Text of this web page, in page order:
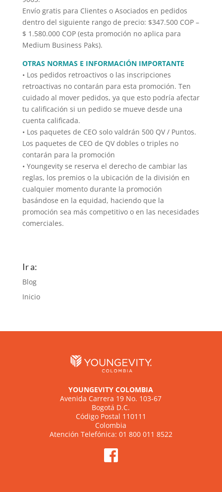
Envío gratis para Clientes o Asociados en pedidos
dentro del siguiente rango de precio: $347.500 COP –
$ 1.580.000 COP (esta promoción no aplica para
Medium Business Paks).
OTRAS NORMAS E INFORMACIÓN IMPORTANTE
• Los pedidos retroactivos o las inscripciones
retroactivas no contarán para esta promoción. Ten
cuidado al mover pedidos, ya que esto podría afectar
tu calificación si un pedido se mueve desde una
cuenta calificada.
• Los paquetes de CEO solo valdrán 500 QV / Puntos.
Los paquetes de CEO de QV dobles o triples no
contarán para la promoción
• Youngevity se reserva el derecho de cambiar las
reglas, los premios o la ubicación de la división en
cualquier momento durante la promoción
basándose en la equidad, haciendo que la
promoción sea más competitivo o en las necesidades
comerciales.
Ir a:
Blog
Inicio
YOUNGEVITY COLOMBIA
Avenida Carrera 19 No. 103-67
Bogotá D.C.
Código Postal 110111
Colombia
Atención Telefónica: 01 800 011 8522